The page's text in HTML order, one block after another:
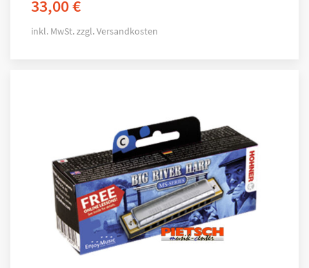
33,00€
inkl. MwSt. zzgl.Versandkosten